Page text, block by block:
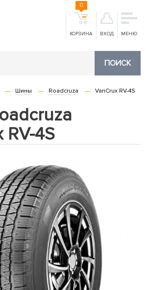
КОРЗИНА
0
ВХОД МЕНЮ
ПОИСК
Шины Roadcruza VanCrux RV-4S
RV-4S